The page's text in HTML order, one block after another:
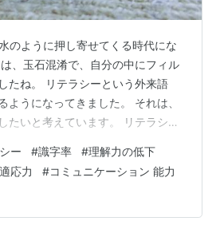
のように押し寄せてくる時代にな
、玉石混淆で、自分の中にフィル
たね。 リテラシーという外来語
ようになってきました。 それは、
たいと考えています。 リテラシー
らかのカタチで表現されたもの
・分析し、改めて記述・表現す
れるようになり（後述）、日本語
味で用いられている。 ちなみに、
ー #識字率 #理解力の低下
適応力 #コミュニケーション 能力